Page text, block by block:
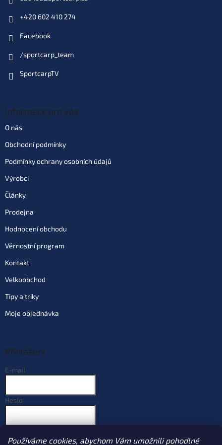
Používáme cookies, abychom Vám umožnili pohodlné
EAN:
8994775125131
Můžeme doručit do:
Varianta: ø 0,55 mm 40 lb 18,5
kg zelený
Můžeme doručit do:
+420 602 410 274
Facebook
/sportcarp_team
SportcarpTV
Informace pro vás
O nás
Obchodní podmínky
Podmínky ochrany osobních údajů
Výrobci
Články
Prodejna
Hodnocení obchodu
Věrnostní program
Kontakt
Velkoobchod
Tipy a triky
Moje objednávka
Přihlášení
E-mail
Heslo